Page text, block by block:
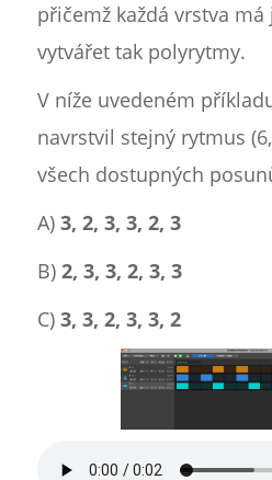
přičemž každá vrstva
vytvářet tak polyrytmy.
V níže uvedeném
navrstvil stejný rytmus
všech dostupných
A) 3, 2, 3, 3, 2, 3
B) 2, 3, 3, 2, 3, 3
C) 3, 3, 2, 3, 3, 2